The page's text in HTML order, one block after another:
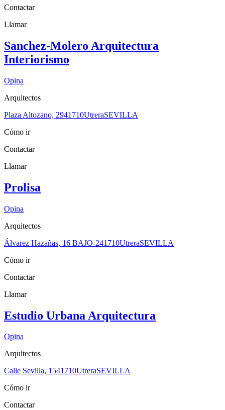
Contactar
Llamar
Sanchez-Molero Arquitectura
Interiorismo
Opina
Arquitectos
Plaza Altozano, 2941710UtreraSEVILLA
Cómo ir
Contactar
Llamar
Prolisa
Opina
Arquitectos
Álvarez Hazañas, 16 BAJO-241710UtreraSEVILLA
Cómo ir
Contactar
Llamar
Estudio Urbana Arquitectura
Opina
Arquitectos
Calle Sevilla, 1541710UtreraSEVILLA
Cómo ir
Contactar